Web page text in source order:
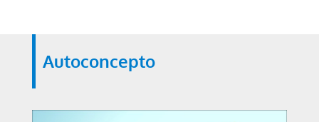
Autoconcepto